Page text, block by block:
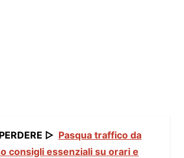
▷ Pasqua traffico da
consigli essenziali su orari e